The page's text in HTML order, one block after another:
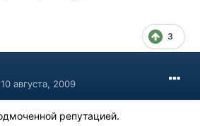
3
10 августа, 2009
репутацией.